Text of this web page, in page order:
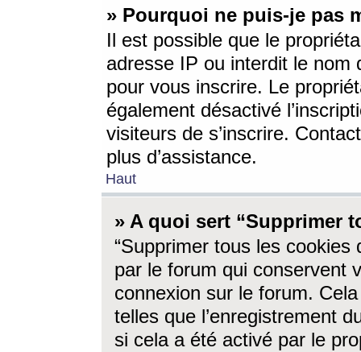
» Pourquoi ne puis-je pas
Il est possible que le
adresse IP ou interdit le nom
pour vous inscrire. Le
également désactivé
visiteurs de s’inscrire.
plus d’assistance.
Haut
» A quoi sert “Supprimer
“Supprimer tous les cookies
par le forum qui conservent
connexion sur le forum.
telles que l’enregistrement
si cela a été activé par le